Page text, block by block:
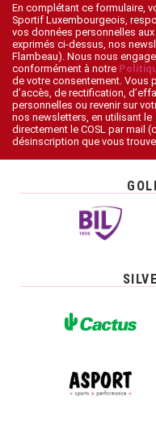
En complétant ce formulaire,
Sportif Luxembourgeois,
vos données personnelles
exprimés ci-dessus, nos
Flambeau). Nous nous
conformément à notre
de votre consentement. Vous
d’accès, de rectification,
personnelles ou revenir sur
nos newsletters, en utilisant
directement le COSL par mail
désinscription que vous